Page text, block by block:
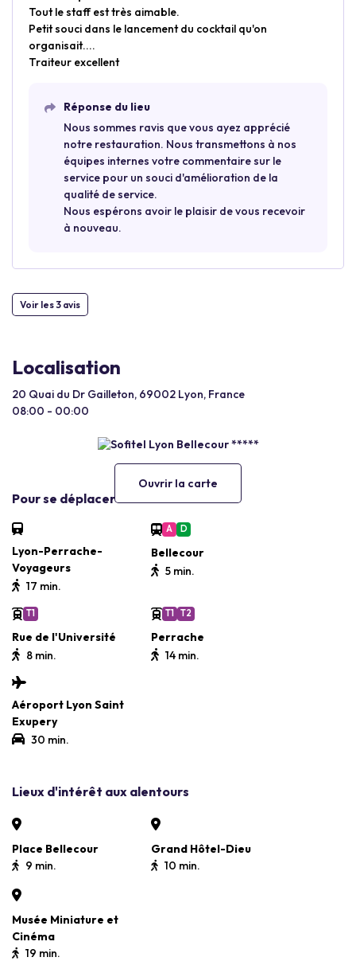
Tout le staff est très aimable.
Petit souci dans le lancement du cocktail qu'on
organisait....
Traiteur excellent
Réponse du lieu
Nous sommes ravis que vous ayez apprécié
notre restauration. Nous transmettons à nos
équipes internes votre commentaire sur le
service pour un souci d'amélioration de la
qualité de service.
Nous espérons avoir le plaisir de vous recevoir
à nouveau.
Voir les 3 avis
Localisation
20 Quai du Dr Gailleton, 69002 Lyon, France
08:00 - 00:00
Ouvrir la carte
Pour se déplacer
Lyon-Perrache-
Voyageurs
17 min.
A D
Bellecour
5 min.
T1
Rue de l'Université
8 min.
T1 T2
Perrache
14 min.
Aéroport Lyon Saint
Exupery
30 min.
Lieux d'intérêt aux alentours
Place Bellecour
9 min.
Grand Hôtel-Dieu
10 min.
Musée Miniature et
Cinéma
19 min.